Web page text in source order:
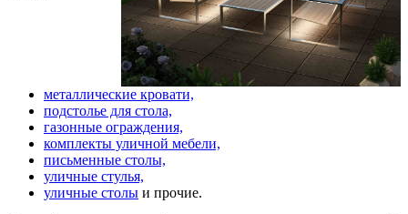
металлические кровати,
подстолье для стола,
газонные ограждения,
комплекты уличной мебели,
письменные столы,
уличные стулья,
уличные столы и прочие.